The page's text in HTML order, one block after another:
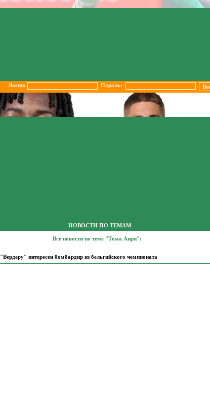
Логин: Пароль:
НОВОСТИ ПО ТЕМАМ
Все новости по теме "Тома Анри":
"Вердеру" интересен бомбардир из бельгийского чемпионата